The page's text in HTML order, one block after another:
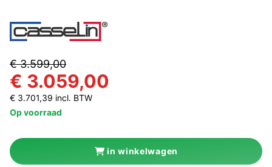
€ 3.599,00
€ 3.059,00
€ 3.701,39 incl. BTW
Op voorraad
in winkelwagen